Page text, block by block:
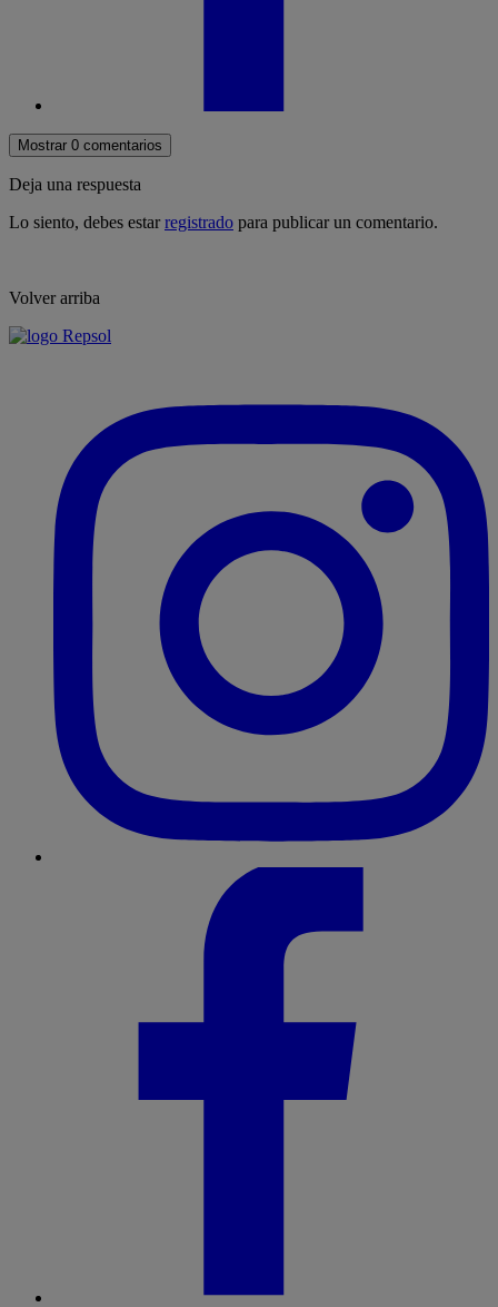
Mostrar 0 comentarios
Deja una respuesta
Lo siento, debes estarregistrado para publicar un comentario.
Volver arriba